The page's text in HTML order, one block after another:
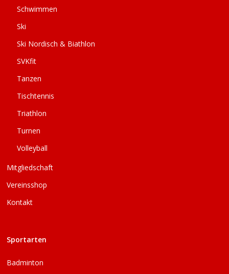
Schwimmen
Ski
Ski Nordisch & Biathlon
SVKfit
Tanzen
Tischtennis
Triathlon
Turnen
Volleyball
Mitgliedschaft
Vereinsshop
Kontakt
Sportarten
Badminton